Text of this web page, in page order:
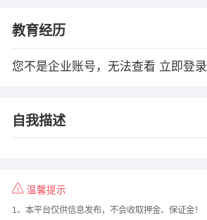
教育经历
您不是企业账号，无法查看 立即登录
自我描述
温馨提示
1、本平台仅供信息发布，不会收取押金、保证金！